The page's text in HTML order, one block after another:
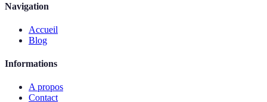
Navigation
Accueil
Blog
Informations
A propos
Contact